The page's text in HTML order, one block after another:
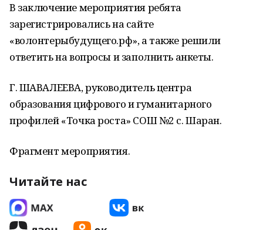
В заключение мероприятия ребята
зарегистрировались на сайте
«волонтерыбудущего.рф», а также решили
ответить на вопросы и заполнить анкеты.
Г. ШАВАЛЕЕВА, руководитель центра
образования цифрового и гуманитарного
профилей «Точка роста» СОШ №2 с. Шаран.
Фрагмент мероприятия.
Читайте нас